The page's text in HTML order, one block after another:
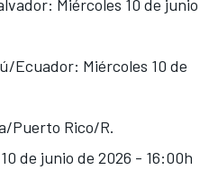
Miércoles 10 de junio
Ecuador: Miércoles 10 de
Puerto Rico/R.
de junio de 2026 - 16:00h